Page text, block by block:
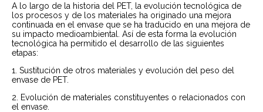
A lo largo de la historia del PET, la evolución tecnológica de
los procesos y de los materiales ha originado una mejora
continuada en el envase que se ha traducido en una mejora de
su impacto medioambiental. Así de esta forma la evolución
tecnológica ha permitido el desarrollo de las siguientes
etapas:
1. Sustitución de otros materiales y evolución del peso del
envase de PET.
2. Evolución de materiales constituyentes o relacionados con
el envase.